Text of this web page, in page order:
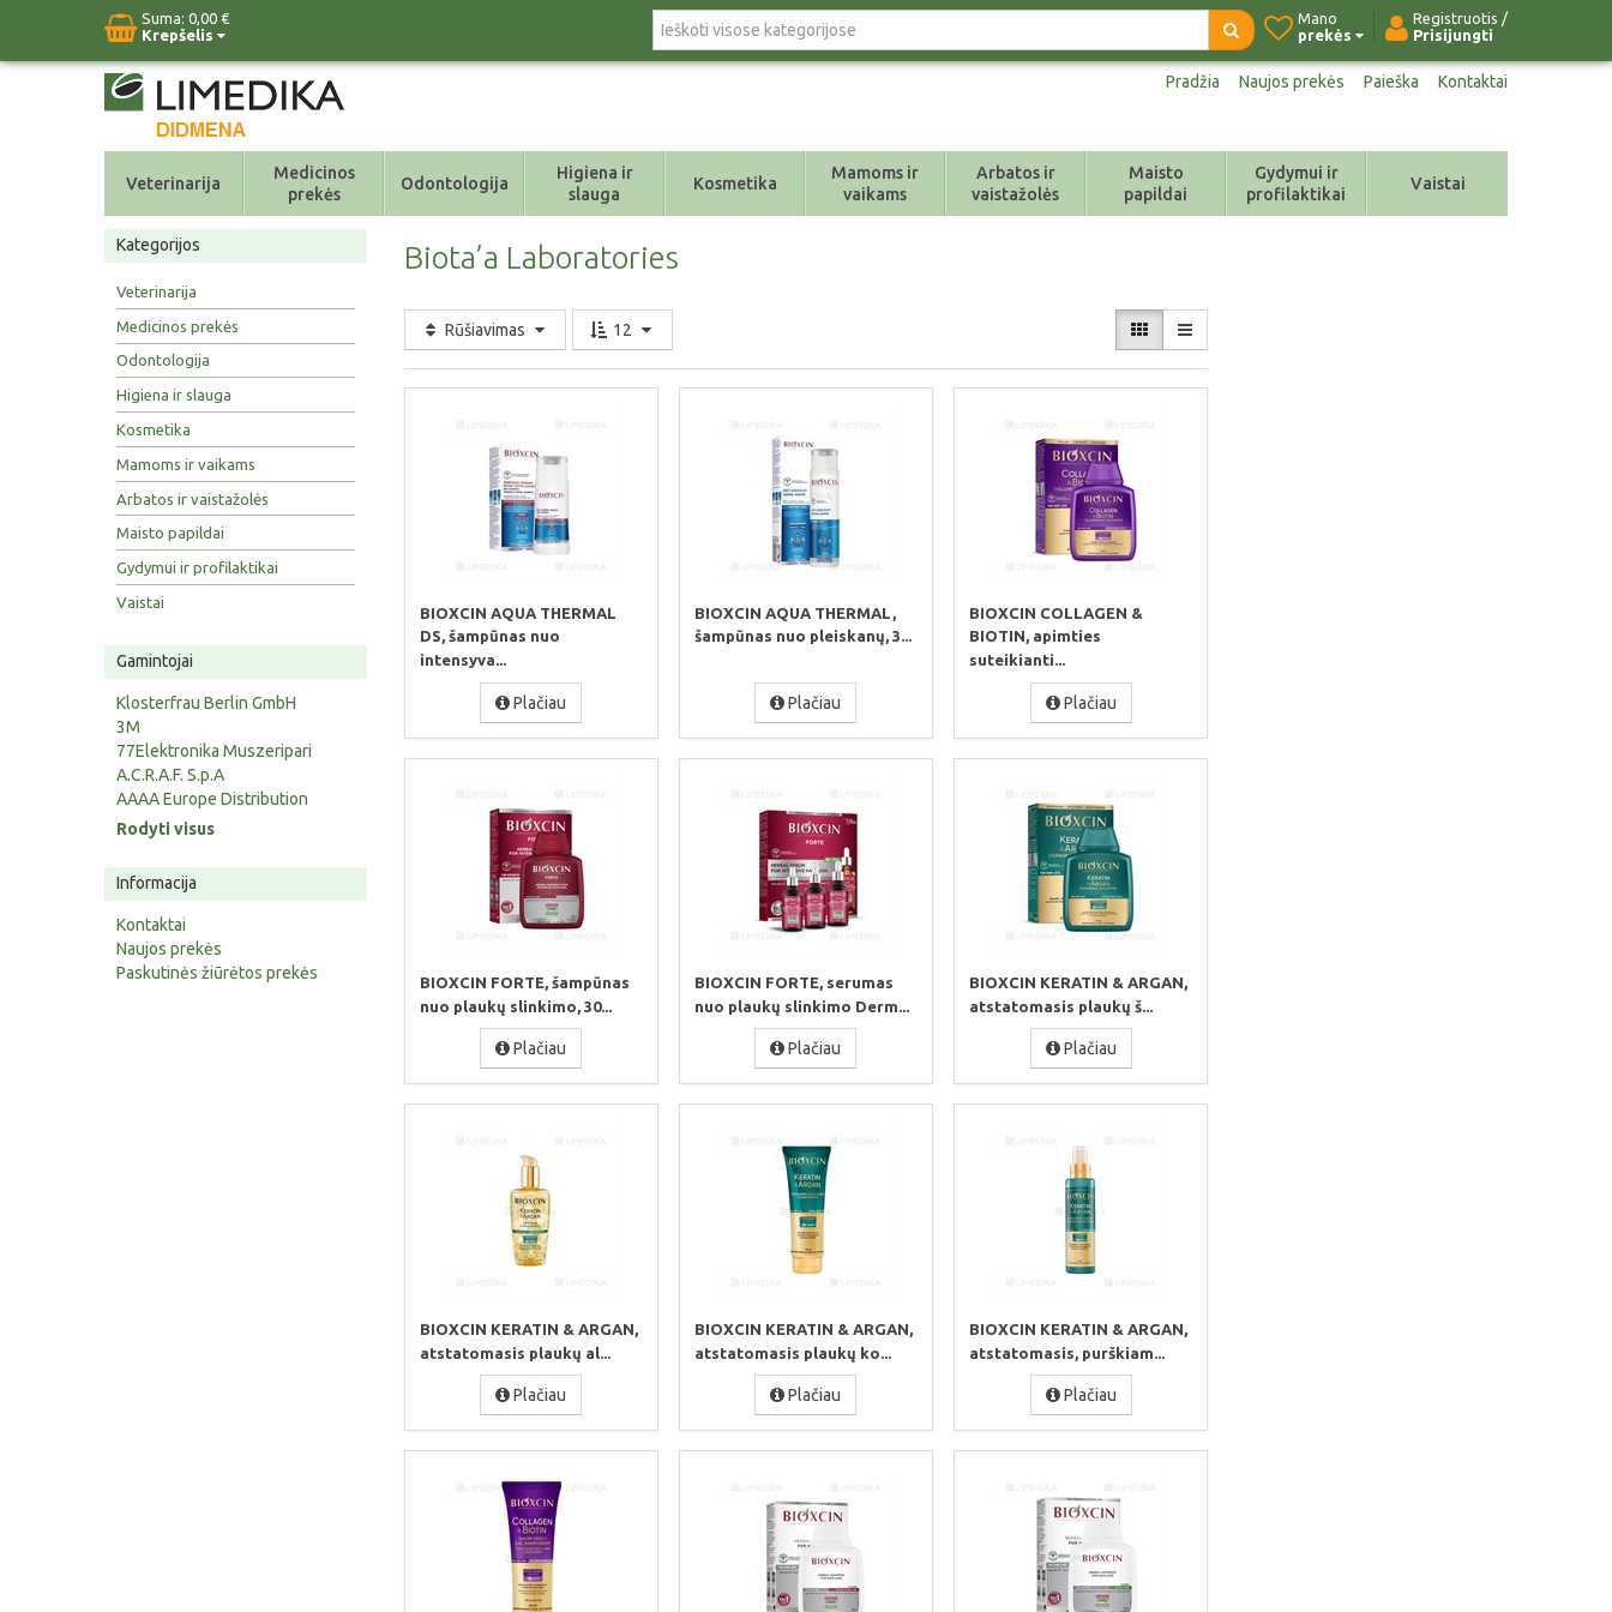
Suma: 0,00 €
Krepšelis
Registruotis /
Prisijungti
Mano
prekės
Pradžia Naujos prekės Paieška Kontaktai
Veterinarija
Medicinos
prekės
Odontologija
Higiena ir
slauga
Kosmetika
Mamoms ir
vaikams
Arbatos ir
vaistažolės
Maisto
papildai
Gydymui ir
profilaktikai
Vaistai
Kategorijos
Veterinarija
Medicinos prekės
Odontologija
Higiena ir slauga
Kosmetika
Mamoms ir vaikams
Arbatos ir vaistažolės
Maisto papildai
Gydymui ir profilaktikai
Vaistai
Gamintojai
Klosterfrau Berlin GmbH
3M
77Elektronika Muszeripari
A.C.R.A.F. S.p.A
AAAA Europe Distribution
Rodyti visus
Informacija
Kontaktai
Naujos prekės
Paskutinės žiūrėtos prekės
Biota’a Laboratories
Rūšiavimas 12
BIOXCIN AQUA THERMAL
DS, šampūnas nuo
intensyva...
Plačiau
BIOXCIN AQUA THERMAL,
šampūnas nuo pleiskanų, 3...
Plačiau
BIOXCIN COLLAGEN &
BIOTIN, apimties
suteikianti...
Plačiau
BIOXCIN FORTE, šampūnas
nuo plaukų slinkimo, 30...
Plačiau
BIOXCIN FORTE, serumas
nuo plaukų slinkimo Derm...
Plačiau
BIOXCIN KERATIN & ARGAN,
atstatomasis plaukų š...
Plačiau
BIOXCIN KERATIN & ARGAN,
atstatomasis plaukų al...
Plačiau
BIOXCIN KERATIN & ARGAN,
atstatomasis plaukų ko...
Plačiau
BIOXCIN KERATIN & ARGAN,
atstatomasis, purškiam...
Plačiau